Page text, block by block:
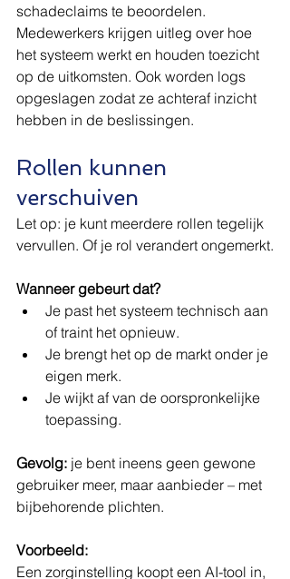
schadeclaims te beoordelen.
Medewerkers krijgen uitleg over hoe
het systeem werkt en houden toezicht
op de uitkomsten. Ook worden logs
opgeslagen zodat ze achteraf inzicht
hebben in de beslissingen.
Rollen kunnen
verschuiven
Let op: je kunt meerdere rollen tegelijk
vervullen. Of je rol verandert ongemerkt.
Wanneer gebeurt dat?
Je past het systeem technisch aan
of traint het opnieuw.
Je brengt het op de markt onder je
eigen merk.
Je wijkt af van de oorspronkelijke
toepassing.
Gevolg: je bent ineens geen gewone
gebruiker meer, maar aanbieder – met
bijbehorende plichten.
Voorbeeld:
Een zorginstelling koopt een AI-tool in,